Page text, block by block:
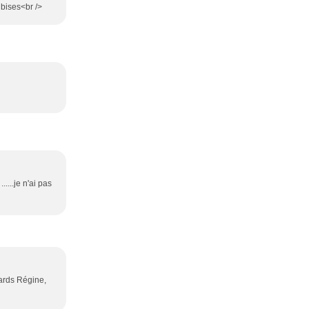
/>
n'ai pas
Régine,